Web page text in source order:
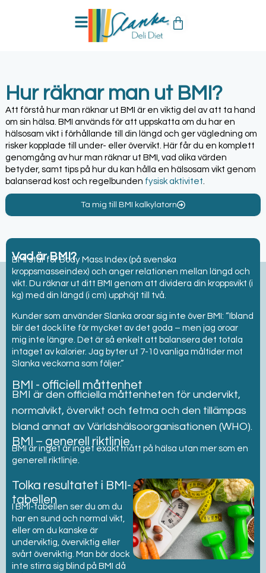
Hur räknar man ut BMI?
Att förstå hur man räknar ut BMI är en viktig del av att ta hand
om sin hälsa. BMI används för att uppskatta om du har en
hälsosam vikt i förhållande till din längd och ger vägledning om
risker kopplade till under- eller övervikt. Här får du en komplett
genomgång av hur man räknar ut BMI, vad olika värden
betyder, samt tips på hur du kan hålla en hälsosam vikt genom
balanserad kost och regelbunden fysisk aktivitet
Ta mig till BMI kalkylatorn
Vad är BMI?
BMI står för Body Mass Index (på svenska
kroppsmasseindex) och anger relationen mellan längd och
vikt. Du räknar ut ditt BMI genom att dividera din kroppsvikt (i
kg) med din längd (i cm) upphöjt till två.
Kunder som använder Slanka oroar sig inte över BMI: “Ibland
blir det dock lite för mycket av det goda – men jag oroar
mig inte längre. Det är så enkelt att balansera det totala
intaget av kalorier. Jag byter ut 7-10 vanliga måltider mot
Slanka veckorna som följer.”
BMI - officiell måttenhet
BMI är den officiella måttenheten för undervikt,
normalvikt, övervikt och fetma och den tillämpas
bland annat av Världshälsoorganisationen (WHO).
BMI – generell riktlinje
BMI är inget är inget exakt mått på hälsa utan mer som en
generell riktlinje.
Tolka resultatet i BMI-
tabellen
I BMI-tabellen ser du om du
har en sund och normal vikt,
eller om du kanske är
underviktig, överviktig eller
svårt överviktig. Man bör dock
inte stirra sig blind på BMI då